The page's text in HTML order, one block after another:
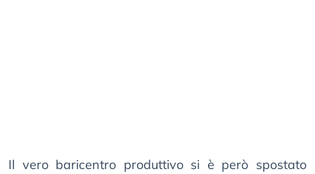
Il vero baricentro produttivo si è però spostato